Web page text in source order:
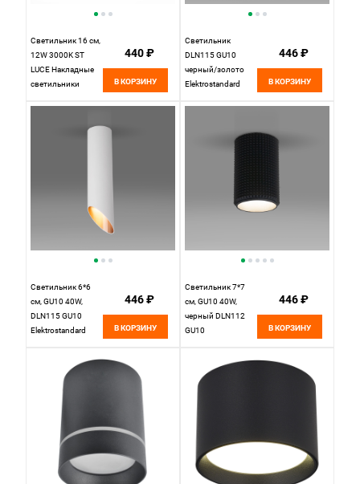
Светильник 16 см,
12W 3000K ST
LUCE Накладные
светильники
440 ₽
В КОРЗИНУ
Светильник
DLN115 GU10
черный/золото
Elektrostandard
446 ₽
В КОРЗИНУ
Светильник 6*6
см, GU10 40W,
DLN115 GU10
Elektrostandard
446 ₽
В КОРЗИНУ
Светильник 7*7
см, GU10 40W,
черный DLN112
GU10
446 ₽
В КОРЗИНУ